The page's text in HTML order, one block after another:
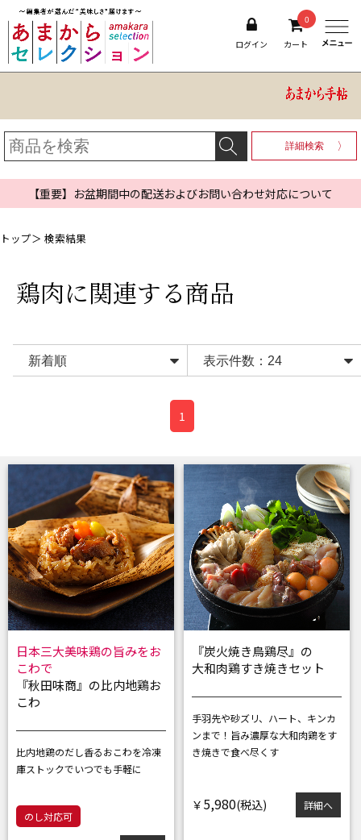
ログイン
0
カート
詳細検索
【重要】お盆期間中の配送およびお問い合わせ対応について
トップ＞ 検索結果
鶏肉に関連する商品
1
日本三大美味鶏の旨みをお
こわで
『秋田味商』の比内地鶏お
こわ
比内地鶏のだし香るおこわを冷凍
庫ストックでいつでも手軽に
のし対応可
『炭火焼き鳥鶏尽』の
大和肉鶏すき焼きセット
手羽先や砂ズリ、ハート、キンカ
ンまで！ 旨み濃厚な大和肉鶏をす
き焼きで食べ尽くす
￥ 5,980 詳細へ